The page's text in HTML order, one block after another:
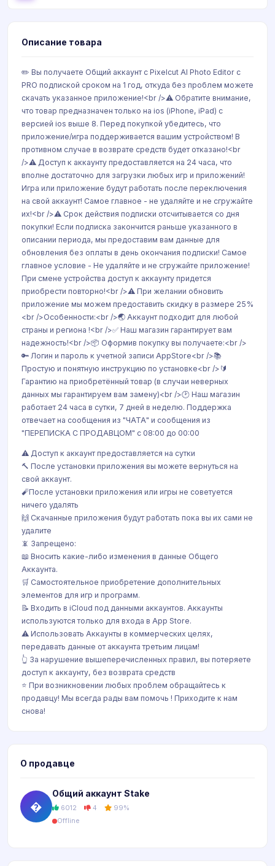
Описание товара
✏️ Вы получаете Общий аккаунт с Pixelcut AI Photo Editor c
PRO подпиской сроком на 1 год, откуда без проблем можете
скачать указанное приложение!<br />⚠️ Обратите внимание,
что товар предназначен только на ios (iPhone, iPad) с
версией ios выше 8. Перед покупкой убедитесь, что
приложение/игра поддерживается вашим устройством! В
противном случае в возврате средств будет отказано!<br
/>⚠️ Доступ к аккаунту предоставляется на 24 часа, что
вполне достаточно для загрузки любых игр и приложений!
Игра или приложение будут работать после переключения
на свой аккаунт! Самое главное - не удаляйте и не сгружайте
их!<br />⚠️ Срок действия подписки отсчитывается со дня
покупки! Если подписка закончится раньше указанного в
описании периода, мы предоставим вам данные для
обновления без оплаты в день окончания подписки! Самое
главное условие - Не удаляйте и не сгружайте приложение!
При смене устройства доступ к аккаунту придется
приобрести повторно!<br />⚠️ При желании обновить
приложение мы можем предоставить скидку в размере 25%
<br />Особенности:<br />🌏 Аккаунт подходит для любой
страны и региона !<br />✅ Наш магазин гарантирует вам
надежность!<br />📦 Оформив покупку вы получаете:<br />
🔑 Логин и пароль к учетной записи AppStore<br />📚
Простую и понятную инструкцию по установке<br />🔰
Гарантию на приобретённый товар (в случаи неверных
данных мы гарантируем вам замену)<br />🕑 Наш магазин
работает 24 часа в сутки, 7 дней в неделю. Поддержка
отвечает на сообщения из "ЧАТА" и сообщения из
"ПЕРЕПИСКА С ПРОДАВЦОМ" с 08:00 до 00:00
⚠️ Доступ к аккаунт предоставляется на сутки
🔨 После установки приложения вы можете вернуться на
свой аккаунт.
🧨После установки приложения или игры не советуется
ничего удалять
🙌 Скачанные приложения будут работать пока вы их сами не
удалите
📵 Запрещено:
📖 Вносить какие-либо изменения в данные Общего
Аккаунта.
🛒 Самостоятельное приобретение дополнительных
элементов для игр и программ.
📝 Входить в iCloud под данными аккаунтов. Аккаунты
используются только для входа в App Store.
⚠️ Использовать Аккаунты в коммерческих целях,
передавать данные от аккаунта третьим лицам!
👆 За нарушение вышеперечисленных правил, вы потеряете
доступ к аккаунту, без возврата средств
⭐️ При возникновении любых проблем обращайтесь к
продавцу! Мы всегда рады вам помочь ! Приходите к нам
снова!
О продавце
�
Общий аккаунт Stake
6012 4 99%
Offline